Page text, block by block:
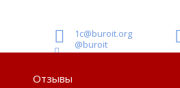
1c@buroit.org
@buroit
Отзывы